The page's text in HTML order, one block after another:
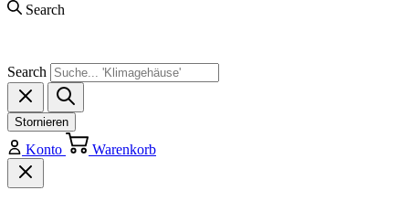
Search
Search
Stornieren
Konto Warenkorb